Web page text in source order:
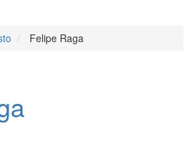
Felipe Raga